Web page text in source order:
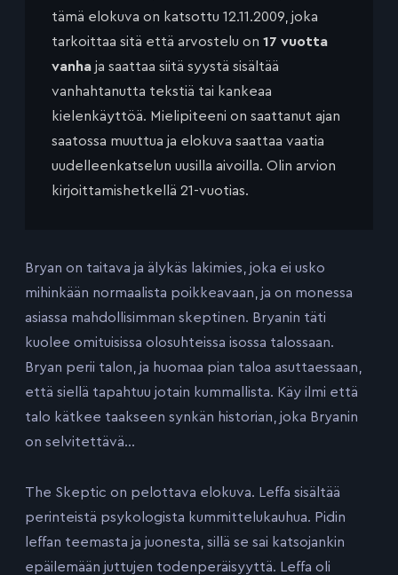
tämä elokuva on katsottu 12.11.2009, joka
tarkoittaa sitä että arvostelu on 17 vuotta
vanha ja saattaa siitä syystä sisältää
vanhahtanutta tekstiä tai kankeaa
kielenkäyttöä. Mielipiteeni on saattanut ajan
saatossa muuttua ja elokuva saattaa vaatia
uudelleenkatselun uusilla aivoilla. Olin arvion
kirjoittamishetkellä 21-vuotias.
Bryan on taitava ja älykäs lakimies, joka ei usko
mihinkään normaalista poikkeavaan, ja on monessa
asiassa mahdollisimman skeptinen. Bryanin täti
kuolee omituisissa olosuhteissa isossa talossaan.
Bryan perii talon, ja huomaa pian taloa asuttaessaan,
että siellä tapahtuu jotain kummallista. Käy ilmi että
talo kätkee taakseen synkän historian, joka Bryanin
on selvitettävä…
The Skeptic on pelottava elokuva. Leffa sisältää
perinteistä psykologista kummittelukauhua. Pidin
leffan teemasta ja juonesta, sillä se sai katsojankin
epäilemään juttujen todenperäisyyttä. Leffa oli